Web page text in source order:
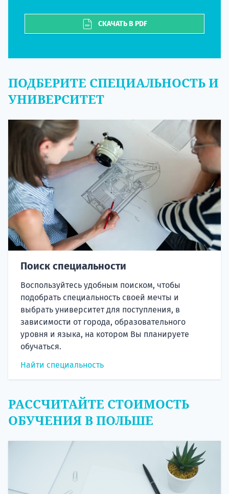
СКАЧАТЬ В PDF
ПОДБЕРИТЕ СПЕЦИАЛЬНОСТЬ И
УНИВЕРСИТЕТ
Поиск специальности
Воспользуйтесь удобным поиском, чтобы
подобрать специальность своей мечты и
выбрать университет для поступления, в
зависимости от города, образовательного
уровня и языка, на котором Вы планируете
обучаться.
Найти специальность
РАССЧИТАЙТЕ СТОИМОСТЬ
ОБУЧЕНИЯ В ПОЛЬШЕ